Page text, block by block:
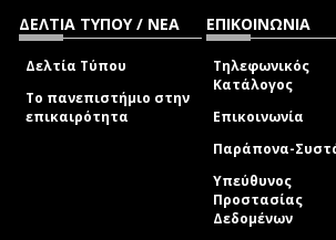
ΔΕΛΤΙΑ ΤΥΠΟΥ / ΝΕΑ
Δελτία Τύπου
Το πανεπιστήμιο στην
επικαιρότητα
ΕΠΙΚΟΙΝΩΝΙΑ
Τηλεφωνικός
Κατάλογος
Επικοινωνία
Παράπονα-
Υπεύθυνος
Προστασίας
Δεδομένων